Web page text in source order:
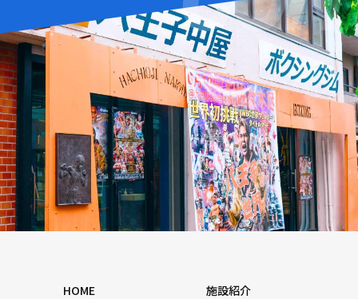
HOME
施設紹介